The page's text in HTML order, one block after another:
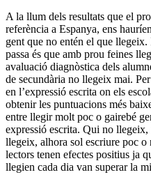
A la llum dels resultats que el
referència a Espanya, ens
gent que no entén el que
passa és que amb prou feines
avaluació diagnòstica dels
de secundària no llegeix mai.
en l’expressió escrita on els
obtenir les puntuacions més
entre llegir molt poc o gairebé
expressió escrita. Qui no
llegeix, alhora sol escriure poc
lectors tenen efectes positius ja
llegien cada dia van superar la